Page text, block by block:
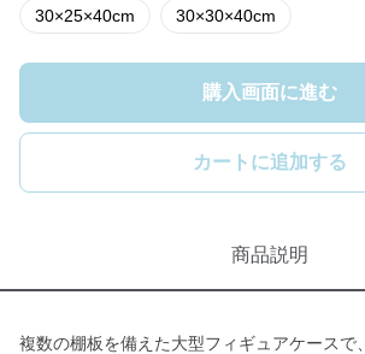
30×25×40cm 30×30×40cm
購入画面に進む
カートに追加する
商品説明
複数の棚板を備えた大型フィギュアケースで